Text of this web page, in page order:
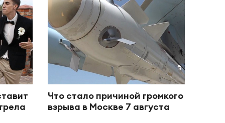
Что стало причиной громкого
взрыва в Москве 7 августа